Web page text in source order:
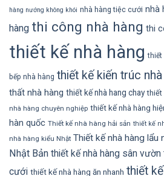
hàng nướng không khói nhà hàng tiệc cưới nhà
hàng thi công nhà hàng thi
thiết kế nhà hàng thiết
bếp nhà hàng thiết kế kiến trúc
thất nhà hàng thiết kế nhà hang chay thiết
nhà hàng chuyên nghiệp thiết kế nhà hàng
hàn quốc Thiết kế nhà hàng hải sản thiết kế
nhà hàng kiểu Nhật Thiết kế nhà hàng lẩu
Nhật Bản thiết kế nhà hàng sân vườn
cưới thiết kế nhà hàng ăn nhanh thiết